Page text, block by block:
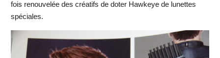
fois renouvelée des créatifs de doter Hawkeye de lunettes
spéciales.